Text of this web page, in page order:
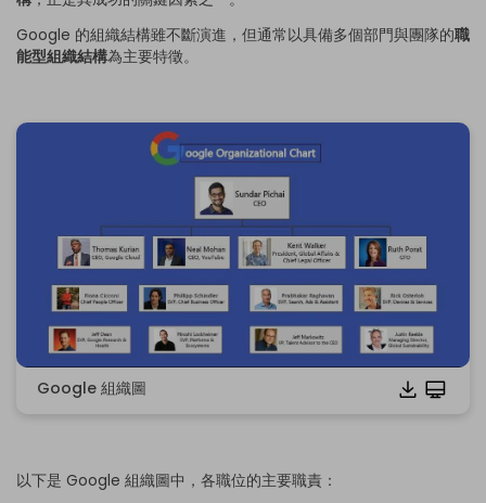
Google 的組織結構雖不斷演進，但通常以具備多個部門與團隊的職
能型組織結構為主要特徵。
*此 emmx檔案需使用 EdrawMind 開啟。
Google 組織圖
以下是 Google 組織圖中，各職位的主要職責：